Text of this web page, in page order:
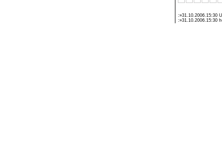
:»31.10.2006.15:30
:»31.10.2006.15:30